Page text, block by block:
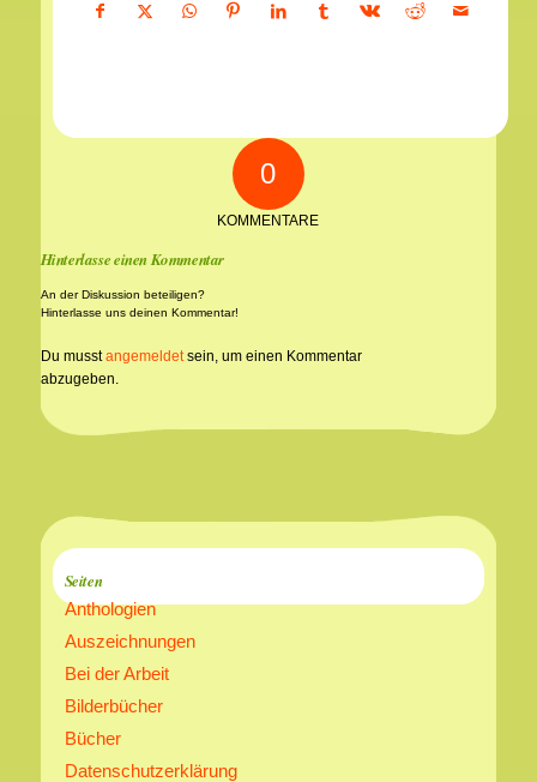
0
KOMMENTARE
Hinterlasse einen Kommentar
An der Diskussion beteiligen?
Hinterlasse uns deinen Kommentar!
Du musstangemeldetsein, um einen Kommentar
abzugeben.
Seiten
Anthologien
Auszeichnungen
Bei der Arbeit
Bilderbücher
Bücher
Datenschutzerklärung